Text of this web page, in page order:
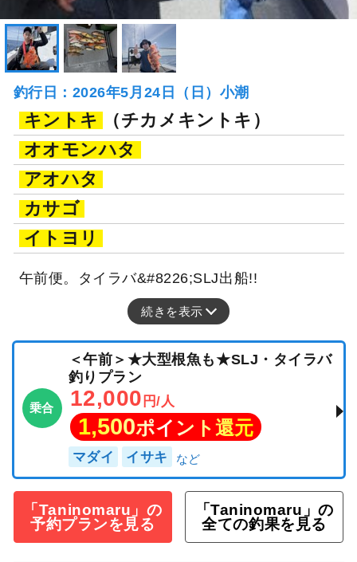
釣行日：2026年5月24日（日）小潮
キントキ
（チカメキントキ）
オオモンハタ
アオハタ
カサゴ
イトヨリ
午前便。タイラバ&#8226;SLJ出船!!
続きを表示
乗合
＜午前＞★大型根魚も★SLJ・タイラバ
釣りプラン
12,000 円/人
1,500ポイント還元
マダイ イサキ
「Taninomaru」の
予約プランを見る
「Taninomaru」の
全ての釣果を見る